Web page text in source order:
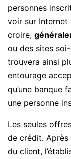
personnes
voir sur Internet
croire,
ou des sites
trouvera ainsi
entourage
qu’une banque
une personne
Les seules
de crédit.
du client,